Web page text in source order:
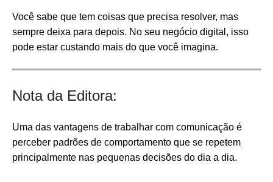
Você sabe que tem coisas que precisa resolver, mas
sempre deixa para depois. No seu negócio digital, isso
pode estar custando mais do que você imagina.
Nota da Editora:
Uma das vantagens de trabalhar com comunicação é
perceber padrões de comportamento que se repetem
principalmente nas pequenas decisões do dia a dia.